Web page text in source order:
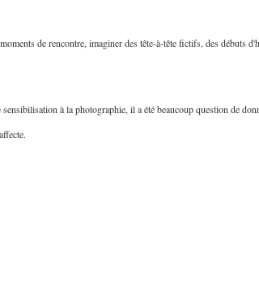
de rencontre, imaginer des tête-à-tête fictifs, des débuts
sensibilisation à la photographie, il a été beaucoup question de